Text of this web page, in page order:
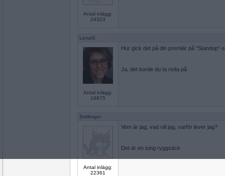
Antal inlägg:
24323
LenaG
Antal inlägg:
19975
Hur gick det på din premiär på "Standup"-
Ja, det borde du ta reda på
Sotfinger
Antal inlägg:
22361
Vem är jag, vad vill jag, varför lever jag?
Det är en tung ryggsäck